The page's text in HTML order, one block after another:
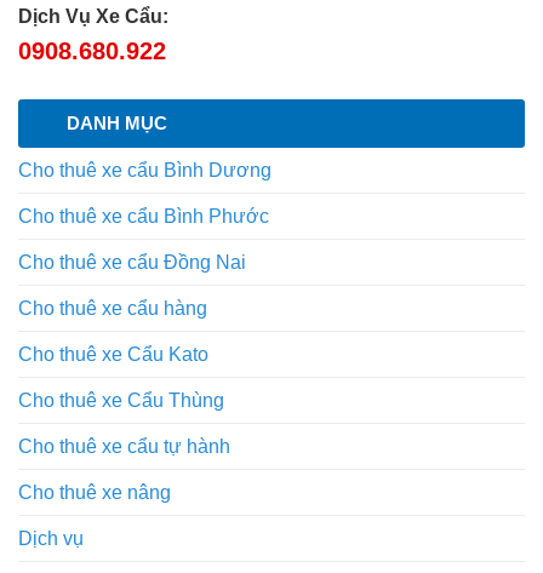
Dịch Vụ Xe Cẩu:
0908.680.922
DANH MỤC
Cho thuê xe cẩu Bình Dương
Cho thuê xe cẩu Bình Phước
Cho thuê xe cẩu Đồng Nai
Cho thuê xe cẩu hàng
Cho thuê xe Cẩu Kato
Cho thuê xe Cẩu Thùng
Cho thuê xe cẩu tự hành
Cho thuê xe nâng
Dịch vụ